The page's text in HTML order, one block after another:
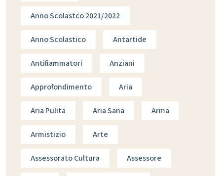
Anno Scolastco 2021/2022
Anno Scolastico Antartide
Antifiammatori Anziani
Approfondimento Aria
Aria Pulita Aria Sana Arma
Armistizio Arte
Assessorato Cultura Assessore